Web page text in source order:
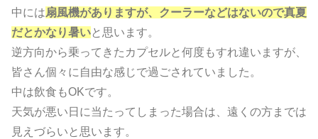
中には扇風機がありますが、クーラーなどはないので真夏
だとかなり暑いと思います。
逆方向から乗ってきたカプセルと何度もすれ違いますが、
皆さん個々に自由な感じで過ごされていました。
中は飲食もOKです。
天気が悪い日に当たってしまった場合は、遠くの方までは
見えづらいと思います。